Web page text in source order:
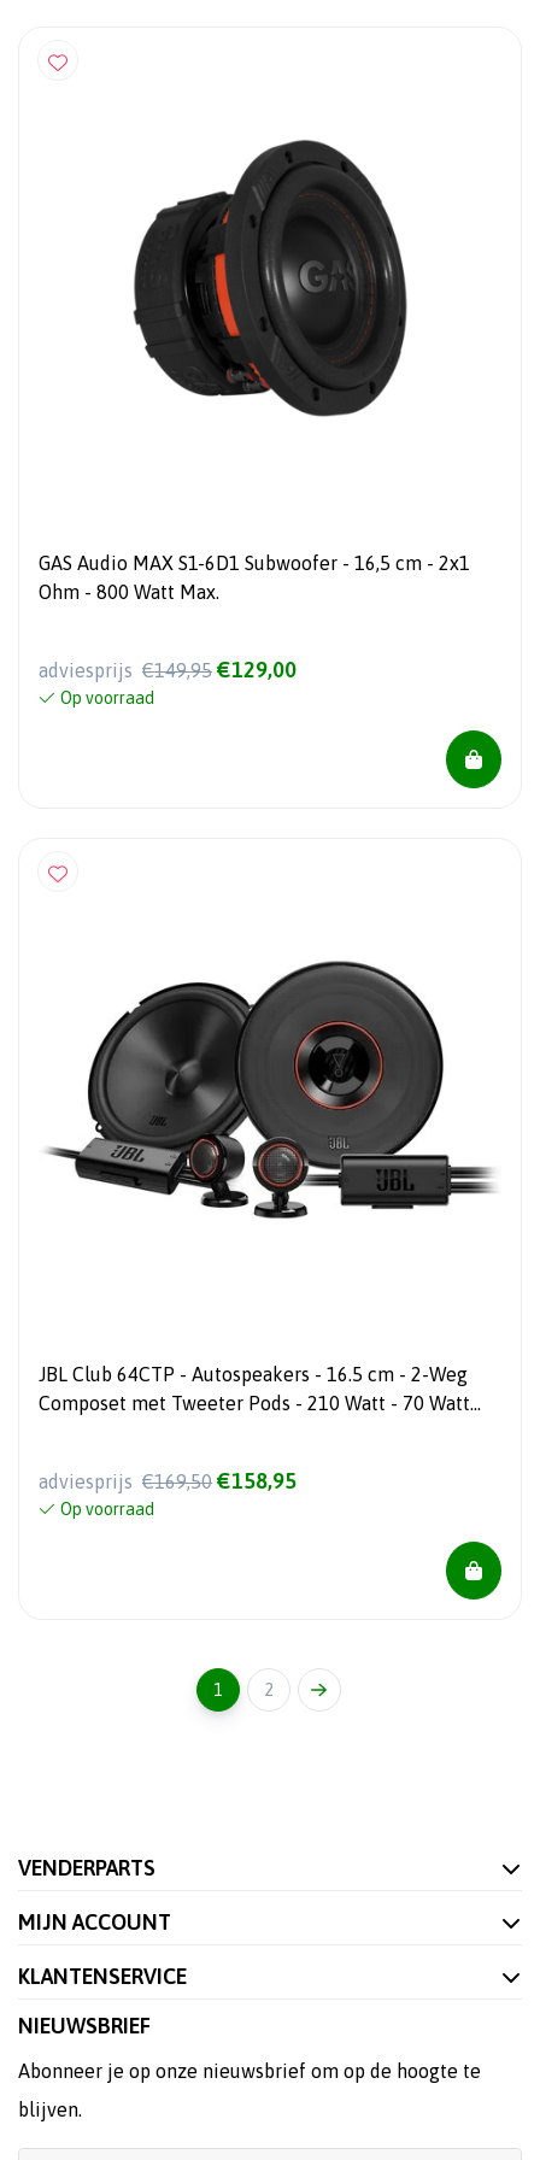
GAS Audio MAX S1-6D1 Subwoofer - 16,5 cm - 2x1
Ohm - 800 Watt Max.
adviesprijs €149,95 €129,00
Op voorraad
JBL Club 64CTP - Autospeakers - 16.5 cm - 2-Weg
Composet met Tweeter Pods - 210 Watt - 70 Watt
adviesprijs €169,50 €158,95
Op voorraad
1 2
VENDERPARTS
MIJN ACCOUNT
KLANTENSERVICE
NIEUWSBRIEF
Abonneer je op onze nieuwsbrief om op de hoogte te
blijven.